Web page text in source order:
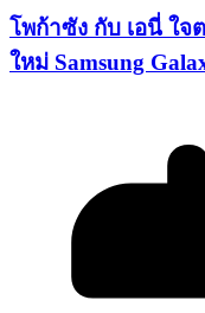
โพก้าซัง กับ เอนี่ ใจ
ใหม่ Samsung